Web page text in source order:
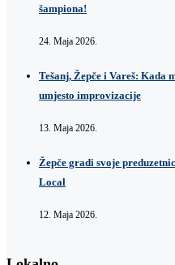
šampiona!
24. Maja 2026.
Tešanj, Žepče i Vareš: Kada
umjesto improvizacije
13. Maja 2026.
Žepče gradi svoje
Local
12. Maja 2026.